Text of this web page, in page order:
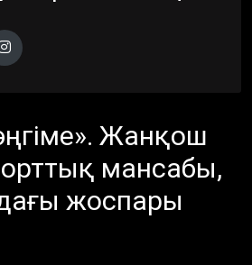
Жанқош
мансабы,
жоспары